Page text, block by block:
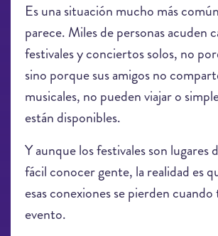
Es una situación mucho más
parece. Miles de personas acuden
festivales y conciertos solos, no
sino porque sus amigos no
musicales, no pueden viajar o
están disponibles.
Y aunque los festivales son lugares
fácil conocer gente, la realidad es
esas conexiones se pierden
evento.